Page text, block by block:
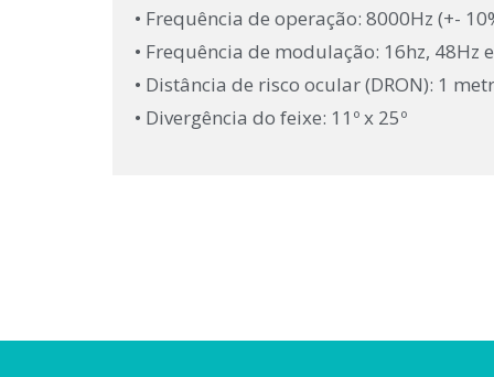
• Frequência de operação: 8000Hz (+-
• Frequência de modulação: 16hz, 48Hz
• Distância de risco ocular (DRON): 1
• Divergência do feixe: 11º x 25º